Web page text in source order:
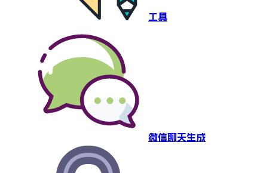
工具
微信聊天生成